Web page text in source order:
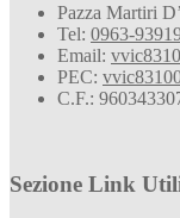
Pazza Martiri
Tel: 0963-
Email:
PEC:
C.F.:
Sezione Link